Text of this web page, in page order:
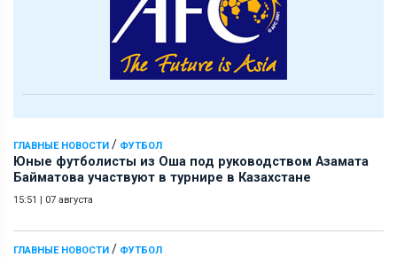
ГЛАВНЫЕ НОВОСТИ / ФУТБОЛ
Юные футболисты из Оша под руководством Азамата
Байматова участвуют в турнире в Казахстане
15:51 | 07 августа
ГЛАВНЫЕ НОВОСТИ / ФУТБОЛ